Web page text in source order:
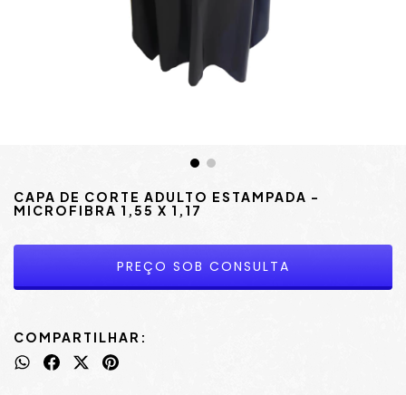
CAPA DE CORTE ADULTO ESTAMPADA -
MICROFIBRA 1,55 X 1,17
COMPARTILHAR: